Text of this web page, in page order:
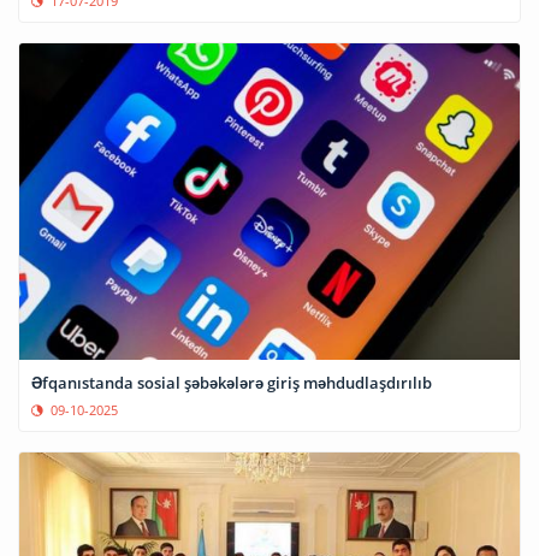
Əfqanıstanda sosial şəbəkələrə giriş məhdudlaşdırılıb
09-10-2025